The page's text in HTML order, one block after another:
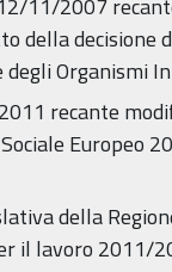
11/2007
della
Organismi
recante
Europeo
della
il lavoro 2011/